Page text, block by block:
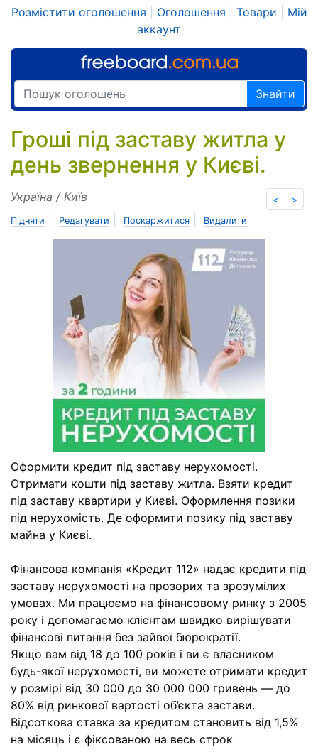
Розмістити оголошення Оголошення Товари
Мій
аккаунт
Знайти
Гроші під заставу житла у
день звернення у Києві.
< >
Україна / Київ
Підняти Редагувати Поскаржитися Видалити
Оформити кредит під заставу нерухомості.
Отримати кошти під заставу житла. Взяти кредит
під заставу квартири у Києві. Оформлення позики
під нерухомість. Де оформити позику під заставу
майна у Києві.
Фінансова компанія «Кредит 112» надає кредити під
заставу нерухомості на прозорих та зрозумілих
умовах. Ми працюємо на фінансовому ринку з 2005
року і допомагаємо клієнтам швидко вирішувати
фінансові питання без зайвої бюрократії.
Якщо вам від 18 до 100 років і ви є власником
будь-якої нерухомості, ви можете отримати кредит
у розмірі від 30 000 до 30 000 000 гривень — до
80% від ринкової вартості об’єкта застави.
Відсоткова ставка за кредитом становить від 1,5%
на місяць і є фіксованою на весь строк